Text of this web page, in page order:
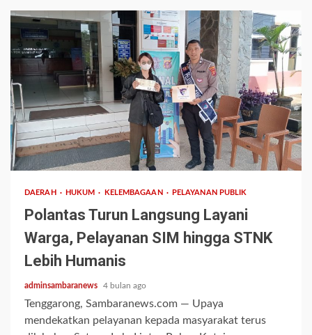
2 min read
DAERAH HUKUM KELEMBAGAAN PELAYANAN PUBLIK
Polantas Turun Langsung Layani
Warga, Pelayanan SIM hingga STNK
Lebih Humanis
adminsambaranews 4 bulan ago
Tenggarong, Sambaranews.com — Upaya
mendekatkan pelayanan kepada masyarakat terus